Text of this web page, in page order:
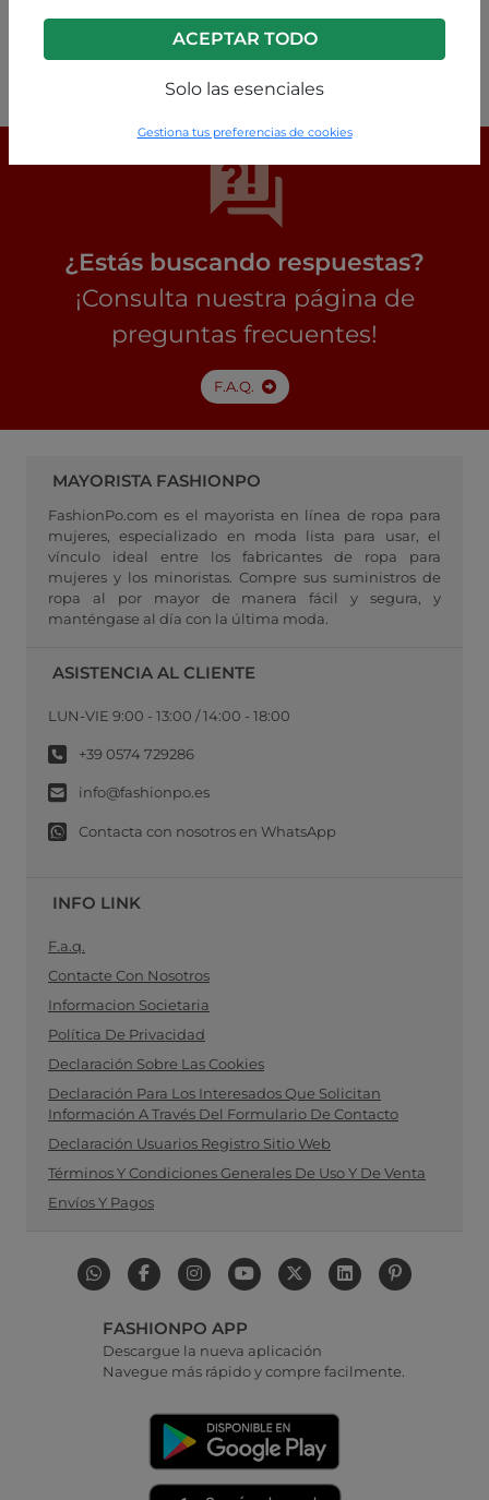
ACEPTAR TODO
Solo las esenciales
Gestiona tus preferencias de cookies
¿Estás buscando respuestas?
¡Consulta nuestra página de
preguntas frecuentes!
F.A.Q.
MAYORISTA FASHIONPO
FashionPo.com es el mayorista en línea de ropa para
mujeres, especializado en moda lista para usar, el
vínculo ideal entre los fabricantes de ropa para
mujeres y los minoristas. Compre sus suministros de
ropa al por mayor de manera fácil y segura, y
manténgase al día con la última moda.
ASISTENCIA AL CLIENTE
LUN-VIE 9:00 - 13:00 / 14:00 - 18:00
+39 0574 729286
info@fashionpo.es
Contacta con nosotros en WhatsApp
INFO LINK
F.a.q.
Contacte Con Nosotros
Informacion Societaria
Política De Privacidad
Declaración Sobre Las Cookies
Declaración Para Los Interesados Que Solicitan
Información A Través Del Formulario De Contacto
Declaración Usuarios Registro Sitio Web
Términos Y Condiciones Generales De Uso Y De Venta
Envíos Y Pagos
FASHIONPO APP
Descargue la nueva aplicación
Navegue más rápido y compre facilmente.